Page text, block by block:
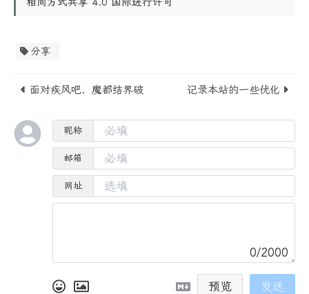
分享
面对疾风吧，魔都结界破 记录本站的一些优化
昵称
邮箱
网址
0/2000
预览 发送